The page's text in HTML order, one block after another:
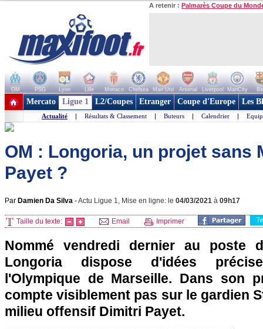
A retenir : Palmarès Coupe du
OM PSG Lyon Lille Monaco Chelsea Man Utd Arsenal Liverpool ManCity
+ de clubs
Mercato Ligue 1 L2/Coupes Etranger Coupe d'Europe Les
Actualité | Résultats & Classement | Buteurs | Calendrier |
OM : Longoria, un projet sans
Payet ?
Par Damien Da Silva -Actu Ligue 1, Mise en ligne: le 04/03/2021 à 09h17
Taille du texte: Email Imprimer
Nommé vendredi dernier au poste
Longoria dispose d'idées
l'Olympique de Marseille. Dans son
compte visiblement pas sur le gardien
milieu offensif Dimitri Payet.